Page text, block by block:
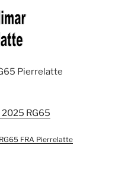
Pierrelatte
2025 RG65
FRA Pierrelatte